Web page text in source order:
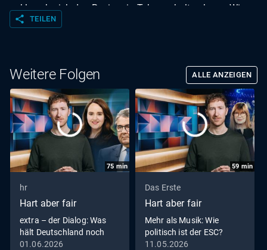
unklar, ob sich das Regime in Teheran halten kann. Wie
geht es nun in Iran weiter? Wie lange wird dieser Krieg
share TEILEN
Weitere Folgen ALLE ANZEIGEN
75 min
hr
Hart aber fair
extra – der Dialog: Was
hält Deutschland noch
zusammen?
01.06.2026
59 min
Das Erste
Hart aber fair
Mehr als Musik: Wie
politisch ist der ESC?
11.05.2026